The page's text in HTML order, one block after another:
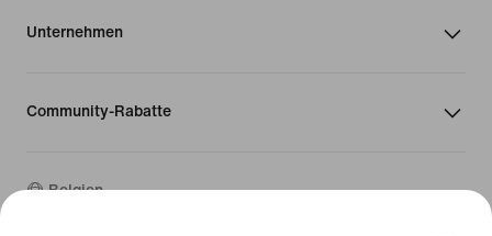
Unternehmen
Community-Rabatte
Belgien